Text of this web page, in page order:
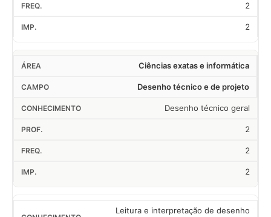
2
2
Ciências exatas e informática
Desenho técnico e de projeto
Desenho técnico geral
2
2
2
Leitura e interpretação de desenho